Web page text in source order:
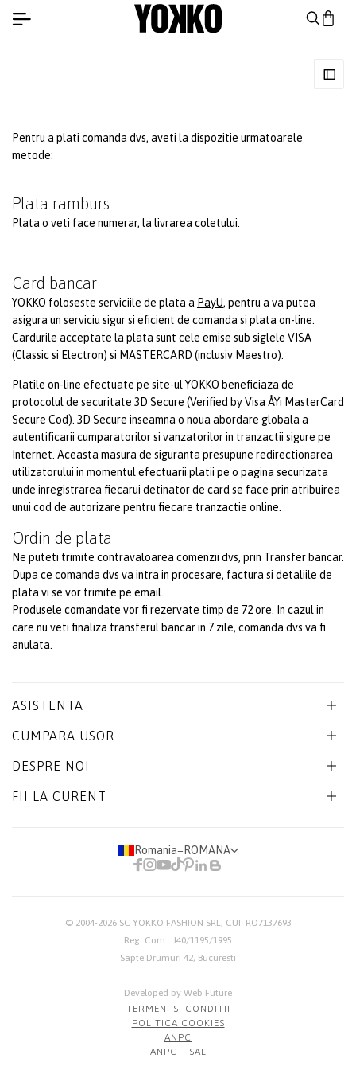
Pentru a plati comanda dvs, aveti la dispozitie urmatoarele
metode:
Plata ramburs
Plata o veti face numerar, la livrarea coletului.
Card bancar
YOKKO foloseste serviciile de plata a PayU, pentru a va putea
asigura un serviciu sigur si eficient de comanda si plata on-line.
Cardurile acceptate la plata sunt cele emise sub siglele VISA
(Classic si Electron) si MASTERCARD (inclusiv Maestro).
Platile on-line efectuate pe site-ul YOKKO beneficiaza de
protocolul de securitate 3D Secure (Verified by Visa ÅŸi MasterCard
Secure Cod). 3D Secure inseamna o noua abordare globala a
autentificarii cumparatorilor si vanzatorilor in tranzactii sigure pe
Internet. Aceasta masura de siguranta presupune redirectionarea
utilizatorului in momentul efectuarii platii pe o pagina securizata
unde inregistrarea fiecarui detinator de card se face prin atribuirea
unui cod de autorizare pentru fiecare tranzactie online.
Ordin de plata
Ne puteti trimite contravaloarea comenzii dvs, prin Transfer bancar.
Dupa ce comanda dvs va intra in procesare, factura si detaliile de
plata vi se vor trimite pe email.
Produsele comandate vor fi rezervate timp de 72 ore. In cazul in
care nu veti finaliza transferul bancar in 7 zile, comanda dvs va fi
anulata.
ASISTENTA
CUMPARA USOR
DESPRE NOI
FII LA CURENT
Romania− ROMANA
© 2004-2026 SC YOKKO FASHION SRL, CUI: RO7137693
Reg. Com.: J40/1195/1995
Sapte Drumuri 42, Bucuresti
Developed by Web Future
TERMENI SI CONDITII
POLITICA COOKIES
ANPC
ANPC – SAL